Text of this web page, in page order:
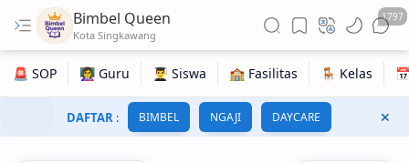
Bimbel Queen 1797
DAFTAR : BIMBEL NGAJI DAYCARE